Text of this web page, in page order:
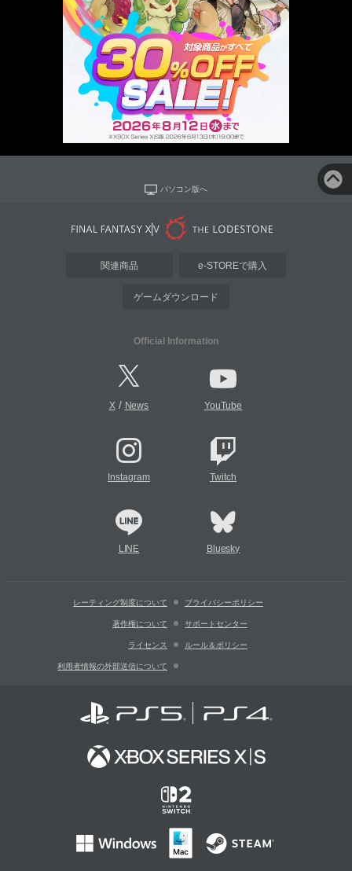
パソコン版へ
関連商品 e-STOREで購入
ゲームダウンロード
Official Information
X/ News YouTube
Instagram Twitch
LINE Bluesky
レーティング制度について プライバシーポリシー
著作権について サポートセンター
ライセンス ルール＆ポリシー
利用者情報の外部送信について